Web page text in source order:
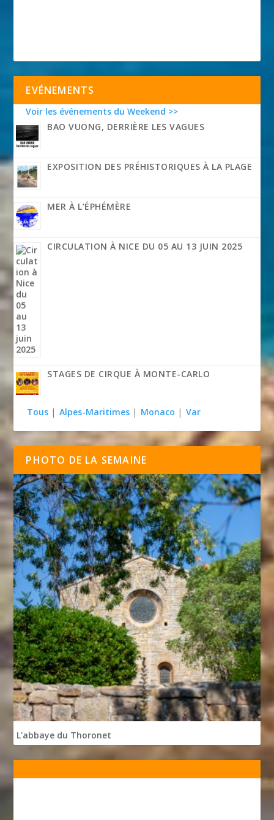
EVÉNEMENTS
Voir les événements du Weekend >>
BAO VUONG, DERRIÈRE LES VAGUES
EXPOSITION DES PRÉHISTORIQUES À LA PLAGE
MER À L’ÉPHÉMÈRE
CIRCULATION À NICE DU 05 AU 13 JUIN 2025
STAGES DE CIRQUE À MONTE-CARLO
Tous | Alpes-Maritimes | Monaco | Var
PHOTO DE LA SEMAINE
L'abbaye du Thoronet